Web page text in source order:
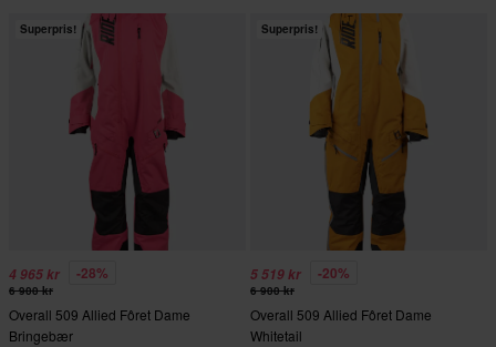
Superpris!
4 965 kr -28%
6 900 kr
Overall 509 Allied Fôret Dame
Bringebær
Superpris!
5 519 kr -20%
6 900 kr
Overall 509 Allied Fôret Dame
Whitetail